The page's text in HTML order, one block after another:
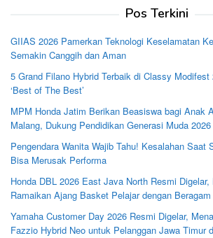
Pos Terkini
GIIAS 2026 Pamerkan Teknologi Keselamatan
Semakin Canggih dan Aman
5 Grand Filano Hybrid Terbaik di Classy
‘Best of The Best’
MPM Honda Jatim Berikan Beasiswa bagi Anak
Malang, Dukung Pendidikan Generasi Muda 2026
Pengendara Wanita Wajib Tahu! Kesalahan Saat
Bisa Merusak Performa
Honda DBL 2026 East Java North Resmi
Ramaikan Ajang Basket Pelajar dengan
Yamaha Customer Day 2026 Resmi Digelar,
Fazzio Hybrid Neo untuk Pelanggan Jawa Timur